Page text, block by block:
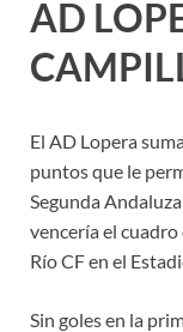
AD
El AD Lopera
puntos que le
Segunda
vencería el
Río CF en el
Sin goles en la